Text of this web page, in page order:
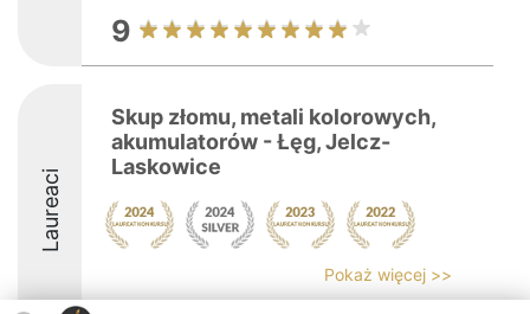
9
Laureaci
Skup złomu, metali kolorowych,
akumulatorów - Łęg, Jelcz-
Laskowice
Pokaż więcej >>